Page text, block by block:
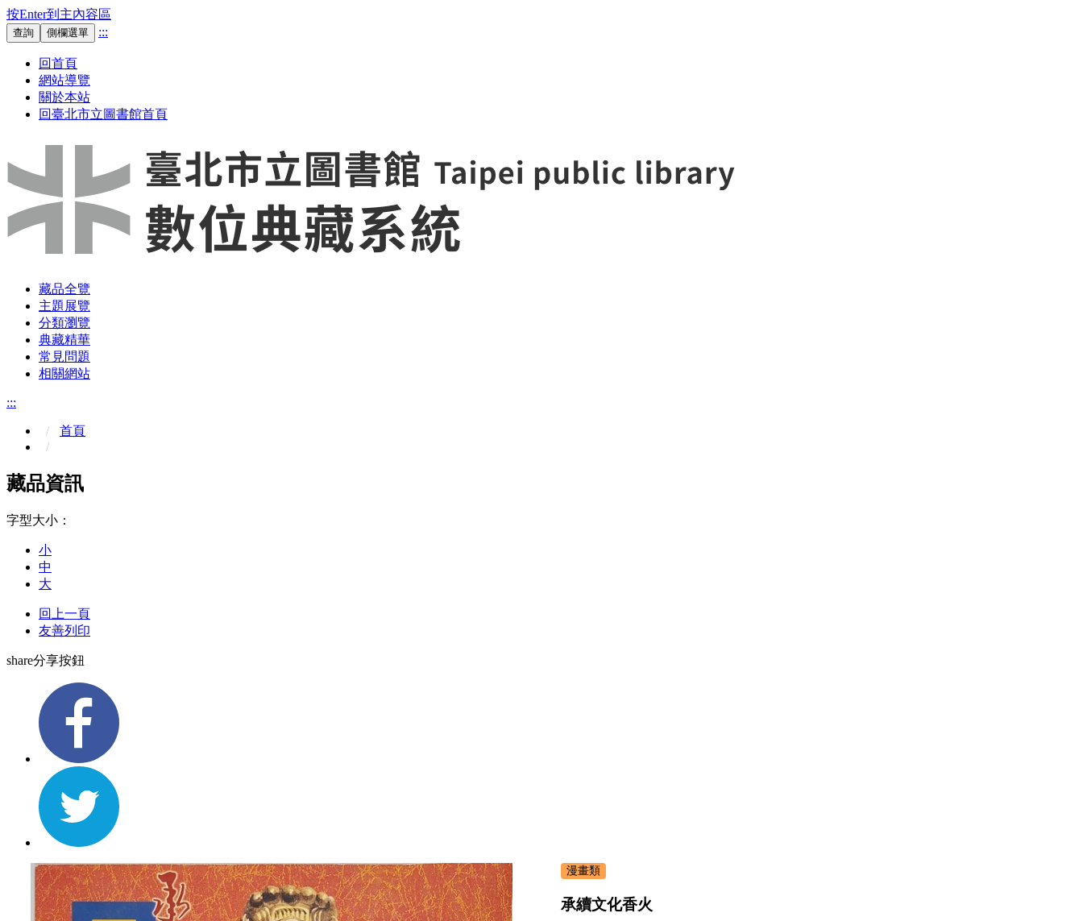
按Enter到主內容區
查詢 側欄選單 :::
回首頁
網站導覽
關於本站
回臺北市立圖書館首頁
藏品全覽
主題展覽
分類瀏覽
典藏精華
常見問題
相關網站
:::
首頁
藏品資訊
字型大小：
小
中
大
回上一頁
友善列印
share分享按鈕
漫畫類
承續文化香火